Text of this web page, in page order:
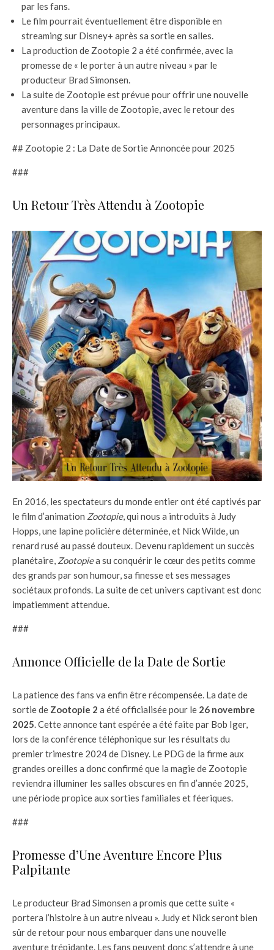
par les fans.
Le film pourrait éventuellement être disponible en
streaming sur Disney+ après sa sortie en salles.
La production de Zootopie 2 a été confirmée, avec la
promesse de « le porter à un autre niveau » par le
producteur Brad Simonsen.
La suite de Zootopie est prévue pour offrir une nouvelle
aventure dans la ville de Zootopie, avec le retour des
personnages principaux.
## Zootopie 2 : La Date de Sortie Annoncée pour 2025
###
Un Retour Très Attendu à Zootopie
En 2016, les spectateurs du monde entier ont été captivés par
le film d’animation Zootopie, qui nous a introduits à Judy
Hopps, une lapine policière déterminée, et Nick Wilde, un
renard rusé au passé douteux. Devenu rapidement un succès
planétaire, Zootopiea su conquérir le cœur des petits comme
des grands par son humour, sa finesse et ses messages
sociétaux profonds. La suite de cet univers captivant est donc
impatiemment attendue.
###
Annonce Officielle de la Date de Sortie
La patience des fans va enfin être récompensée. La date de
sortie de Zootopie 2 a été officialisée pour le 26 novembre
2025. Cette annonce tant espérée a été faite par Bob Iger,
lors de la conférence téléphonique sur les résultats du
premier trimestre 2024 de Disney. Le PDG de la firme aux
grandes oreilles a donc confirmé que la magie de Zootopie
reviendra illuminer les salles obscures en fin d’année 2025,
une période propice aux sorties familiales et féeriques.
###
Promesse d’Une Aventure Encore Plus
Palpitante
Le producteur Brad Simonsen a promis que cette suite «
portera l’histoire à un autre niveau ». Judy et Nick seront bien
sûr de retour pour nous embarquer dans une nouvelle
aventure trépidante. Les fans peuvent donc s’attendre à une